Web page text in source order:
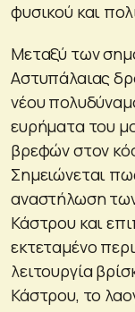
φυσικού και
Μεταξύ των
Αστυπάλαιας
νέου
ευρήματα του
βρεφών στον
Σημειώνεται
αναστήλωση
Κάστρου και
εκτεταμένο
λειτουργία
Κάστρου, το